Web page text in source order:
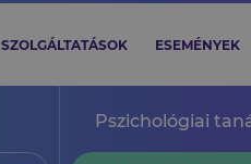
SZOLGÁLTATÁSOK ESEMÉNYEK
Pszichológiai